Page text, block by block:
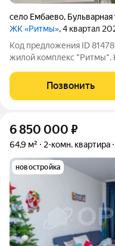
село Ембаево, Бульварная
ЖК «Ритмы», 4 квартал
Код предложения ID
жилой комплекс "Ритмы".
межкомнатные двери в
полу качественный
Позвонить
6 850 000 ₽
64,9 м² 2-комн. квартира
новостройка